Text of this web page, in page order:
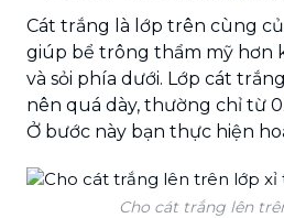
Cát trắng là lớp trên cùng
giúp bể trông thẩm mỹ hơn
và sỏi phía dưới. Lớp cát
nên quá dày, thường chỉ từ
Ở bước này bạn thực hiện
Cho cát trắng lên